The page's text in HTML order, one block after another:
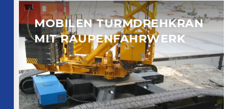
MOBILEN TURMDREHKRAN
MIT RAUPENFAHRWERK